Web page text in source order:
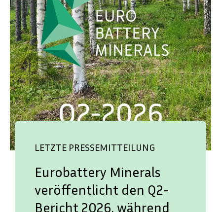
ENGLISH SVENSKA
LETZTE PRESSEMITTEILUNG
Eurobattery Minerals
veröffentlicht den Q2-
Bericht 2026, während